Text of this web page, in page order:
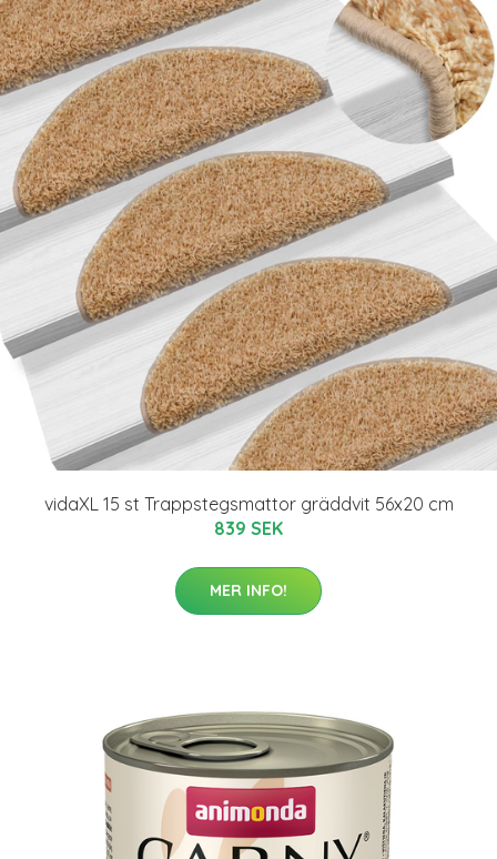
vidaXL 15 st Trappstegsmattor gräddvit 56x20 cm
839 SEK
MER INFO!